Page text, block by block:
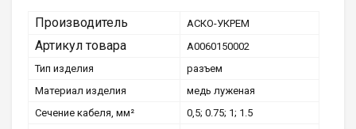
Производитель АСКО-УКРЕМ
Артикул товара
A0060150002
Тип изделия
разъем
Материал изделия
медь луженая
Сечение кабеля, мм²
0,5; 0.75; 1; 1.5